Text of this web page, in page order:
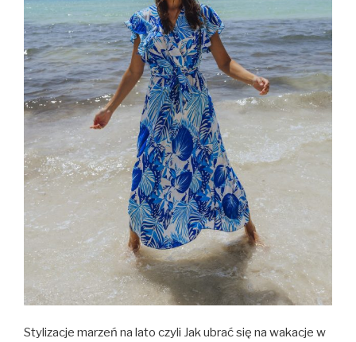
Stylizacje marzeń na lato czyli Jak ubrać się na wakacje w